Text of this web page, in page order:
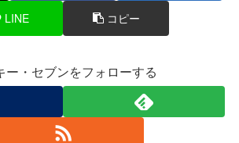
LINE コピー
ー・セブンをフォローする